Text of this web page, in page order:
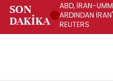
SON
DAKİKA
ABD, İRAN-
ARDINDAN
REUTERS